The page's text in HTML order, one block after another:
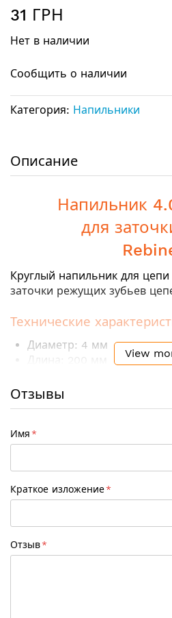
к
галереи
31 ГРН
Нет в наличии
Сообщить о наличии
Категория: Напильники
Описание
Напильник
для
Круглый напильник для цепи
заточки режущих зубьев
Технические
Диаметр: 4 мм
Длина: 200 мм
Рукоятка: нет
View
Отзывы
Имя
Краткое изложение
Отзыв